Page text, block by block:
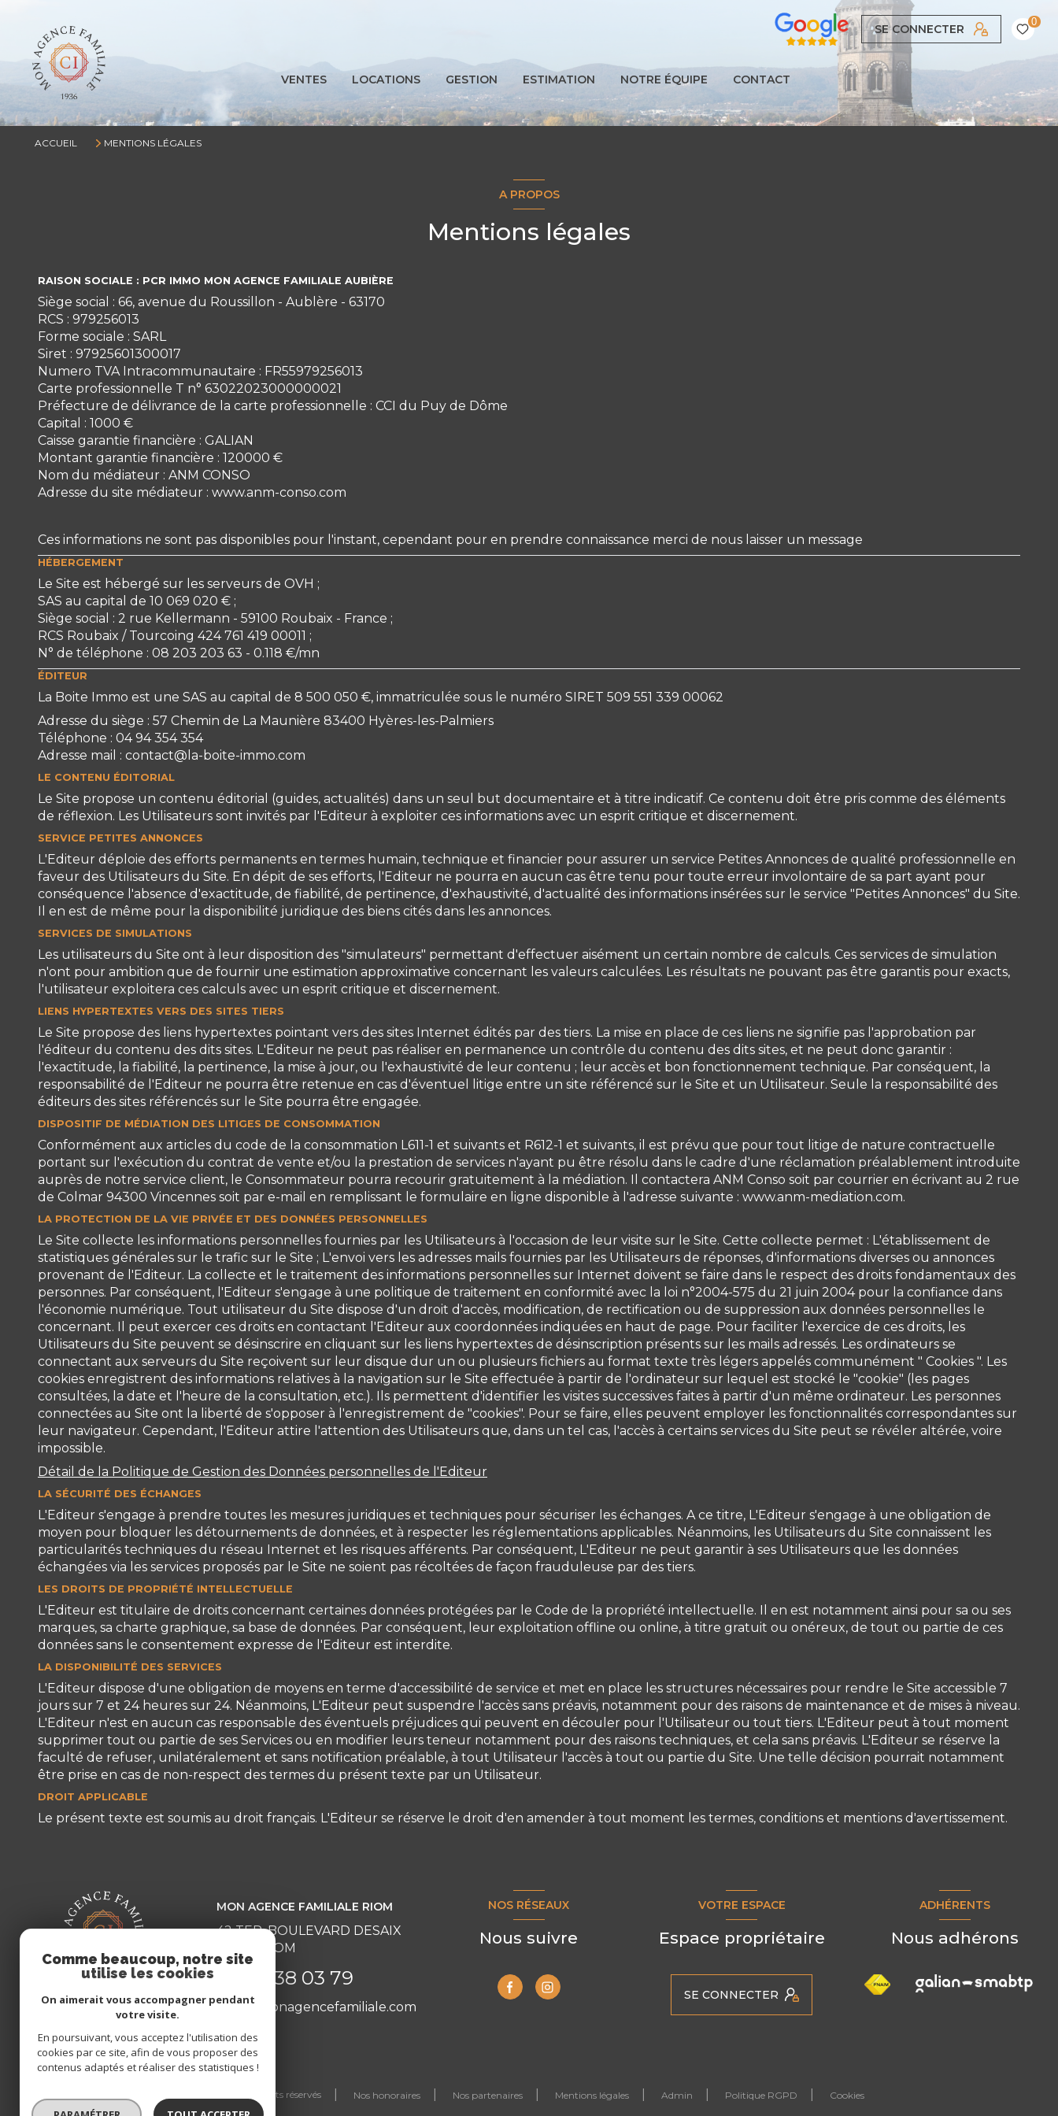
SE CONNECTER
0
VENTES LOCATIONS GESTION ESTIMATION NOTRE ÉQUIPE CONTACT
ACCUEIL MENTIONS LÉGALES
A PROPOS
Mentions légales
RAISON SOCIALE : PCR IMMO MON AGENCE FAMILIALE AUBIÈRE
Siège social : 66, avenue du Roussillon - Aublère - 63170
RCS : 979256013
Forme sociale : SARL
Siret : 97925601300017
Numero TVA Intracommunautaire : FR55979256013
Carte professionnelle T n° 63022023000000021
Préfecture de délivrance de la carte professionnelle : CCI du Puy de Dôme
Capital : 1000 €
Caisse garantie financière : GALIAN
Montant garantie financière : 120000 €
Nom du médiateur : ANM CONSO
Adresse du site médiateur : www.anm-conso.com
Ces informations ne sont pas disponibles pour l'instant, cependant pour en prendre connaissance merci de nous laisser un message
HÉBERGEMENT
Le Site est hébergé sur les serveurs de OVH ;
SAS au capital de 10 069 020 € ;
Siège social : 2 rue Kellermann - 59100 Roubaix - France ;
RCS Roubaix / Tourcoing 424 761 419 00011 ;
N° de téléphone : 08 203 203 63 - 0.118 €/mn
ÉDITEUR
La Boite Immo est une SAS au capital de 8 500 050 €, immatriculée sous le numéro SIRET 509 551 339 00062
Adresse du siège : 57 Chemin de La Maunière 83400 Hyères-les-Palmiers
Téléphone : 04 94 354 354
Adresse mail : contact@la-boite-immo.com
LE CONTENU ÉDITORIAL
Le Site propose un contenu éditorial (guides, actualités) dans un seul but documentaire et à titre indicatif. Ce contenu doit être pris comme des éléments
de réflexion. Les Utilisateurs sont invités par l'Editeur à exploiter ces informations avec un esprit critique et discernement.
SERVICE PETITES ANNONCES
L'Editeur déploie des efforts permanents en termes humain, technique et financier pour assurer un service Petites Annonces de qualité professionnelle en
faveur des Utilisateurs du Site. En dépit de ses efforts, l'Editeur ne pourra en aucun cas être tenu pour toute erreur involontaire de sa part ayant pour
conséquence l'absence d'exactitude, de fiabilité, de pertinence, d'exhaustivité, d'actualité des informations insérées sur le service "Petites Annonces" du Site.
Il en est de même pour la disponibilité juridique des biens cités dans les annonces.
SERVICES DE SIMULATIONS
Les utilisateurs du Site ont à leur disposition des "simulateurs" permettant d'effectuer aisément un certain nombre de calculs. Ces services de simulation
n'ont pour ambition que de fournir une estimation approximative concernant les valeurs calculées. Les résultats ne pouvant pas être garantis pour exacts,
l'utilisateur exploitera ces calculs avec un esprit critique et discernement.
LIENS HYPERTEXTES VERS DES SITES TIERS
Le Site propose des liens hypertextes pointant vers des sites Internet édités par des tiers. La mise en place de ces liens ne signifie pas l'approbation par
l'éditeur du contenu des dits sites. L'Editeur ne peut pas réaliser en permanence un contrôle du contenu des dits sites, et ne peut donc garantir :
l'exactitude, la fiabilité, la pertinence, la mise à jour, ou l'exhaustivité de leur contenu ; leur accès et bon fonctionnement technique. Par conséquent, la
responsabilité de l'Editeur ne pourra être retenue en cas d'éventuel litige entre un site référencé sur le Site et un Utilisateur. Seule la responsabilité des
éditeurs des sites référencés sur le Site pourra être engagée.
DISPOSITIF DE MÉDIATION DES LITIGES DE CONSOMMATION
Conformément aux articles du code de la consommation L611-1 et suivants et R612-1 et suivants, il est prévu que pour tout litige de nature contractuelle
portant sur l'exécution du contrat de vente et/ou la prestation de services n'ayant pu être résolu dans le cadre d'une réclamation préalablement introduite
auprès de notre service client, le Consommateur pourra recourir gratuitement à la médiation. Il contactera ANM Conso soit par courrier en écrivant au 2 rue
de Colmar 94300 Vincennes soit par e-mail en remplissant le formulaire en ligne disponible à l'adresse suivante : www.anm-mediation.com.
LA PROTECTION DE LA VIE PRIVÉE ET DES DONNÉES PERSONNELLES
Le Site collecte les informations personnelles fournies par les Utilisateurs à l'occasion de leur visite sur le Site. Cette collecte permet : L'établissement de
statistiques générales sur le trafic sur le Site ; L'envoi vers les adresses mails fournies par les Utilisateurs de réponses, d'informations diverses ou annonces
provenant de l'Editeur. La collecte et le traitement des informations personnelles sur Internet doivent se faire dans le respect des droits fondamentaux des
personnes. Par conséquent, l'Editeur s'engage à une politique de traitement en conformité avec la loi n°2004-575 du 21 juin 2004 pour la confiance dans
l'économie numérique. Tout utilisateur du Site dispose d'un droit d'accès, modification, de rectification ou de suppression aux données personnelles le
concernant. Il peut exercer ces droits en contactant l'Editeur aux coordonnées indiquées en haut de page. Pour faciliter l'exercice de ces droits, les
Utilisateurs du Site peuvent se désinscrire en cliquant sur les liens hypertextes de désinscription présents sur les mails adressés. Les ordinateurs se
connectant aux serveurs du Site reçoivent sur leur disque dur un ou plusieurs fichiers au format texte très légers appelés communément " Cookies ". Les
cookies enregistrent des informations relatives à la navigation sur le Site effectuée à partir de l'ordinateur sur lequel est stocké le "cookie" (les pages
consultées, la date et l'heure de la consultation, etc.). Ils permettent d'identifier les visites successives faites à partir d'un même ordinateur. Les personnes
connectées au Site ont la liberté de s'opposer à l'enregistrement de "cookies". Pour se faire, elles peuvent employer les fonctionnalités correspondantes sur
leur navigateur. Cependant, l'Editeur attire l'attention des Utilisateurs que, dans un tel cas, l'accès à certains services du Site peut se révéler altérée, voire
impossible.
Détail de la Politique de Gestion des Données personnelles de l'Editeur
LA SÉCURITÉ DES ÉCHANGES
L'Editeur s'engage à prendre toutes les mesures juridiques et techniques pour sécuriser les échanges. A ce titre, L'Editeur s'engage à une obligation de
moyen pour bloquer les détournements de données, et à respecter les réglementations applicables. Néanmoins, les Utilisateurs du Site connaissent les
particularités techniques du réseau Internet et les risques afférents. Par conséquent, L'Editeur ne peut garantir à ses Utilisateurs que les données
échangées via les services proposés par le Site ne soient pas récoltées de façon frauduleuse par des tiers.
LES DROITS DE PROPRIÉTÉ INTELLECTUELLE
L'Editeur est titulaire de droits concernant certaines données protégées par le Code de la propriété intellectuelle. Il en est notamment ainsi pour sa ou ses
marques, sa charte graphique, sa base de données. Par conséquent, leur exploitation offline ou online, à titre gratuit ou onéreux, de tout ou partie de ces
données sans le consentement expresse de l'Editeur est interdite.
LA DISPONIBILITÉ DES SERVICES
L'Editeur dispose d'une obligation de moyens en terme d'accessibilité de service et met en place les structures nécessaires pour rendre le Site accessible 7
jours sur 7 et 24 heures sur 24. Néanmoins, L'Editeur peut suspendre l'accès sans préavis, notamment pour des raisons de maintenance et de mises à niveau.
L'Editeur n'est en aucun cas responsable des éventuels préjudices qui peuvent en découler pour l'Utilisateur ou tout tiers. L'Editeur peut à tout moment
supprimer tout ou partie de ses Services ou en modifier leurs teneur notamment pour des raisons techniques, et cela sans préavis. L'Editeur se réserve la
faculté de refuser, unilatéralement et sans notification préalable, à tout Utilisateur l'accès à tout ou partie du Site. Une telle décision pourrait notamment
être prise en cas de non-respect des termes du présent texte par un Utilisateur.
DROIT APPLICABLE
Le présent texte est soumis au droit français. L'Editeur se réserve le droit d'en amender à tout moment les termes, conditions et mentions d'avertissement.
MON AGENCE FAMILIALE RIOM
42 TER, BOULEVARD DESAIX
63200 RIOM
04 73 38 03 79
riom@monagencefamiliale.com
NOS RÉSEAUX
Nous suivre
VOTRE ESPACE
Espace propriétaire
SE CONNECTER
ADHÉRENTS
Nous adhérons
© 2026 | Tous droits réservés Nos honoraires Nos partenaires Mentions légales Admin Politique RGPD Cookies
Comme beaucoup, notre site
utilise les cookies
On aimerait vous accompagner pendant
votre visite.
En poursuivant, vous acceptez l'utilisation des
cookies par ce site, afin de vous proposer des
contenus adaptés et réaliser des statistiques !